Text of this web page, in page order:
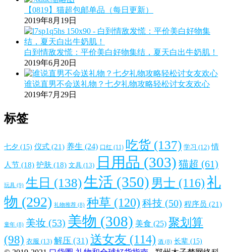
【0819】猫超包邮单品（每日更新）
2019年8月19日
白到情敌发慌：平价美白好物集结，夏天白出牛奶肌！
2019年6月20日
谁说直男不会送礼物？七夕礼物攻略轻松讨女友欢心
2019年7月29日
标签
七夕 (15) 仪式 (21) 养生 (24) 口红 (11) 吃货 (137) 学习 (12) 情
人节 (18) 护肤 (18) 文具 (13) 日用品 (303) 猫超 (61)
玩具 (9) 生日 (138)生活 (350) 男士 (116)礼
物 (292) 礼物推荐 (8) 种草 (120) 科技 (50) 程序员 (21)
童年 (8) 美妆 (53) 美物 (308) 美食 (25) 聚划算
(98) 衣服 (13) 解压 (31) 送女友 (114) 酒 (8) 长辈 (15)